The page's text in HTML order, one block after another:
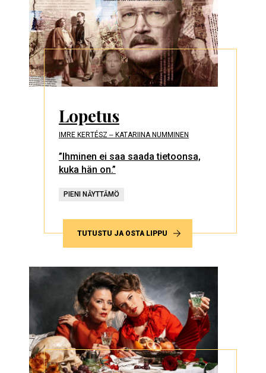
Lopetus
IMRE KERTÉSZ ‒ KATARIINA NUMMINEN
”Ihminen ei saa saada tietoonsa,
kuka hän on.”
PIENI NÄYTTÄMÖ
TUTUSTU JA OSTA LIPPU